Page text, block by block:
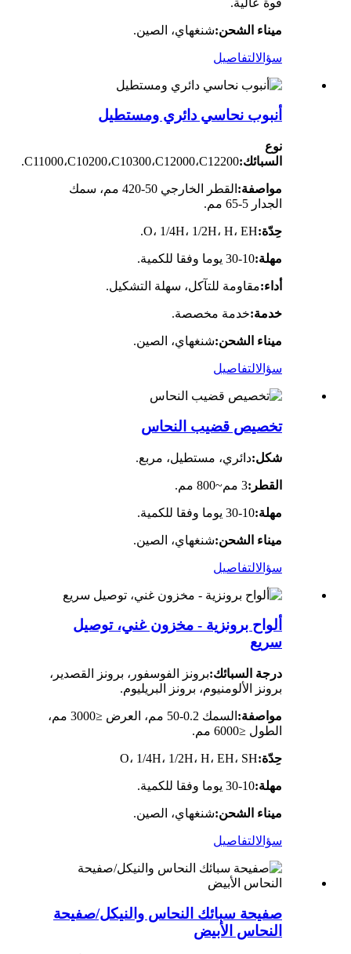
ميناء الشحن:شنغهاي، الصين.
سؤالالتفاصيل
أنبوب نحاسي دائري ومستطيل
نوع
السبائك:C11000،C10200،C10300،C12000،C12200.
مواصفة:
القطر الخارجي 50-420 مم، سمك
الجدار 5-65 مم.
حِدّة:O، 1/4H، 1/2H، H، EH.
مهلة:10-30 يوما وفقا للكمية.
أداء:مقاومة للتآكل، سهلة التشكيل.
خدمة:خدمة مخصصة.
ميناء الشحن:شنغهاي، الصين.
سؤالالتفاصيل
تخصيص قضيب النحاس
شكل:دائري، مستطيل، مربع.
القطر:3 مم~800 مم.
مهلة:10-30 يوما وفقا للكمية.
ميناء الشحن:شنغهاي، الصين.
سؤالالتفاصيل
ألواح برونزية - مخزون غني، توصيل
سريع
درجة السبائك:برونز الفوسفور، برونز القصدير،
برونز الألومنيوم، برونز البريليوم.
مواصفة:
السمك 0.2-50 مم، العرض ≤3000 مم،
الطول ≤6000 مم.
حِدّة:O، 1/4H، 1/2H، H، EH، SH
مهلة:10-30 يوما وفقا للكمية.
ميناء الشحن:شنغهاي، الصين.
سؤالالتفاصيل
صفيحة سبائك النحاس والنيكل/صفيحة
النحاس الأبيض